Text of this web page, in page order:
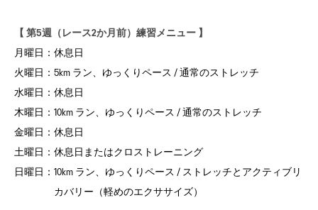
【 第5週（レース2か月前）練習メニュー 】
月曜日： 休息日
火曜日： 5km ラン、ゆっくりペース / 通常のストレッチ
水曜日： 休息日
木曜日： 10km ラン、ゆっくりペース / 通常のストレッチ
金曜日： 休息日
土曜日： 休息日またはクロストレーニング
日曜日： 10km ラン、ゆっくりペース / ストレッチとアクティブリ
カバリー（軽めのエクササイズ）